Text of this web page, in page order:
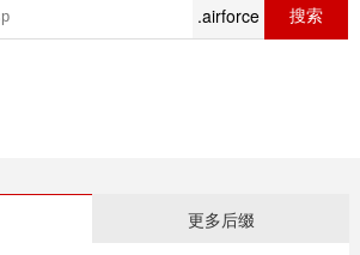
.airforce
更多后缀